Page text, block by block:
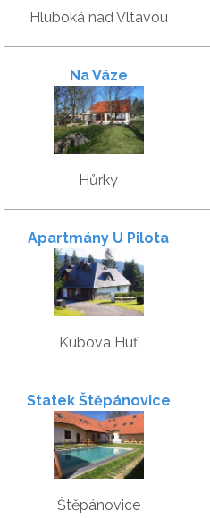
Hluboká nad Vltavou
Na Váze
Hůrky
Apartmány U Pilota
Kubova Huť
Statek Štěpánovice
Štěpánovice